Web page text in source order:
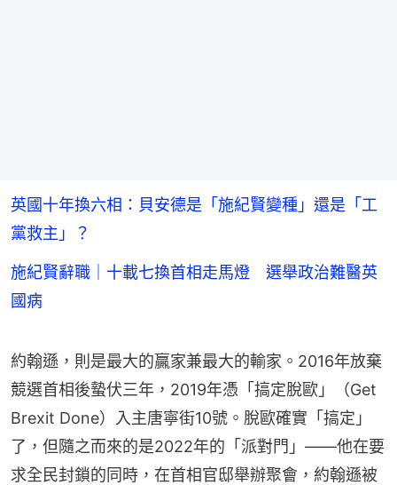
英國十年換六相：貝安德是「施紀賢變種」還是「工
黨救主」？
施紀賢辭職｜十載七換首相走馬燈 選舉政治難醫英
國病
約翰遜，則是最大的贏家兼最大的輸家。2016年放棄
競選首相後蟄伏三年，2019年憑「搞定脫歐」（Get
Brexit Done）入主唐寧街10號。脫歐確實「搞定」
了，但隨之而來的是2022年的「派對門」——他在要
求全民封鎖的同時，在首相官邸舉辦聚會，約翰遜被